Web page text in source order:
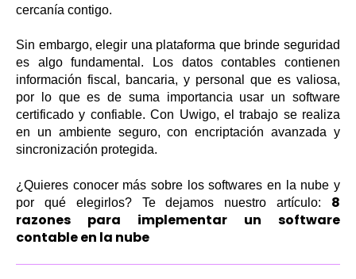
cercanía contigo.
Sin embargo, elegir una plataforma que brinde seguridad
es algo fundamental. Los datos contables contienen
información fiscal, bancaria, y personal que es valiosa,
por lo que es de suma importancia usar un software
certificado y confiable. Con Uwigo, el trabajo se realiza
en un ambiente seguro, con encriptación avanzada y
sincronización protegida.
¿Quieres conocer más sobre los softwares en la nube y
por qué elegirlos? Te dejamos nuestro artículo: 8
razones para implementar un software
contable en la nube